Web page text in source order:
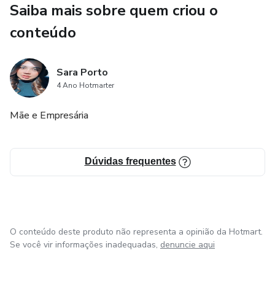
Saiba mais sobre quem criou o
conteúdo
Sara Porto
4 Ano Hotmarter
Mãe e Empresária
Dúvidas frequentes
O conteúdo deste produto não representa a opinião da Hotmart.
Se você vir informações inadequadas, denuncie aqui